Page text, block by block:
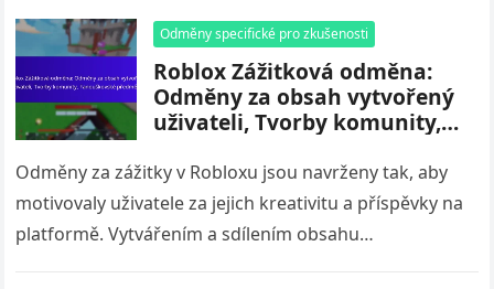
Odměny specifické pro zkušenosti
Roblox Zážitková odměna:
Odměny za obsah vytvořený
uživateli, Tvorby komunity,
Odměny za zážitky v Robloxu jsou navrženy tak, aby
motivovaly uživatele za jejich kreativitu a příspěvky na
platformě. Vytvářením a sdílením obsahu